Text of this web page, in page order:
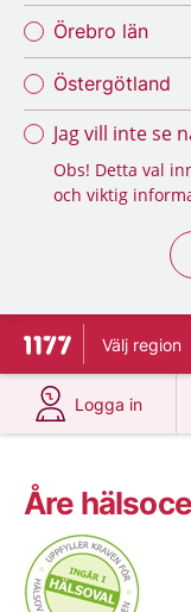
Örebro län
Östergötland
Jag vill inte se
Obs! Detta val
och viktig
Till startsidan för
Välj region
Logga in
på 1177.se
Åre